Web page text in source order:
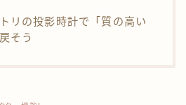
リの投影時計で「質の高い
そう